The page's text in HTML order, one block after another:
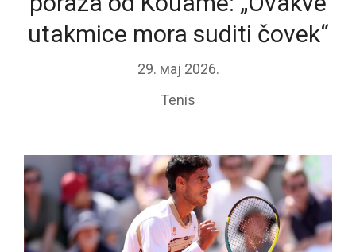
utakmice mora suditi čovek“
29. мај 2026.
Tenis